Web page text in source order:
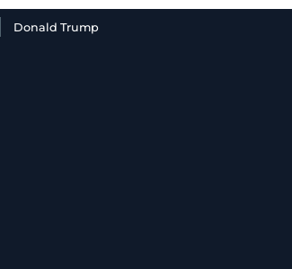
Donald Trump